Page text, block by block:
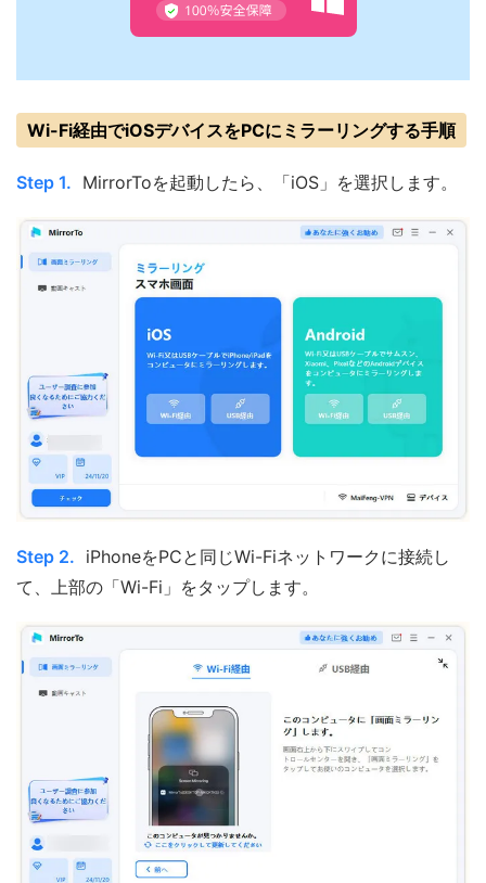
Wi-Fi経由でiOSデバイスをPCにミラーリングする手順
Step 1. MirrorToを起動したら、「iOS」を選択します。
Step 2. iPhoneをPCと同じWi-Fiネットワークに接続し
て、上部の「Wi-Fi」をタップします。